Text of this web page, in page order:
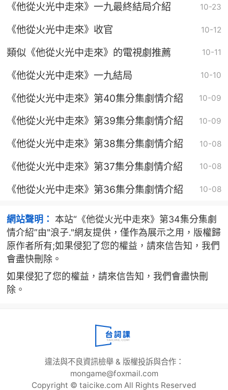
《他從火光中走來》一九最終結局介紹 10-23
《他從火光中走來》收官 10-12
類似《他從火光中走來》的電視劇推薦 10-11
《他從火光中走來》一九結局 10-10
《他從火光中走來》第40集分集劇情介紹 10-09
《他從火光中走來》第39集分集劇情介紹 10-09
《他從火光中走來》第38集分集劇情介紹 10-08
《他從火光中走來》第37集分集劇情介紹 10-08
《他從火光中走來》第36集分集劇情介紹 10-08
網站聲明： 本站“《他從火光中走來》第34集分集劇
情介紹”由"浪子."網友提供，僅作為展示之用，版權歸
原作者所有;如果侵犯了您的權益，請來信告知，我們
會盡快刪除。
如果侵犯了您的權益，請來信告知，我們會盡快刪
除。
違法與不良資訊檢舉 & 版權投訴與合作：
mongame@foxmail.com
Copyright © taicike.com All Rights Reserved